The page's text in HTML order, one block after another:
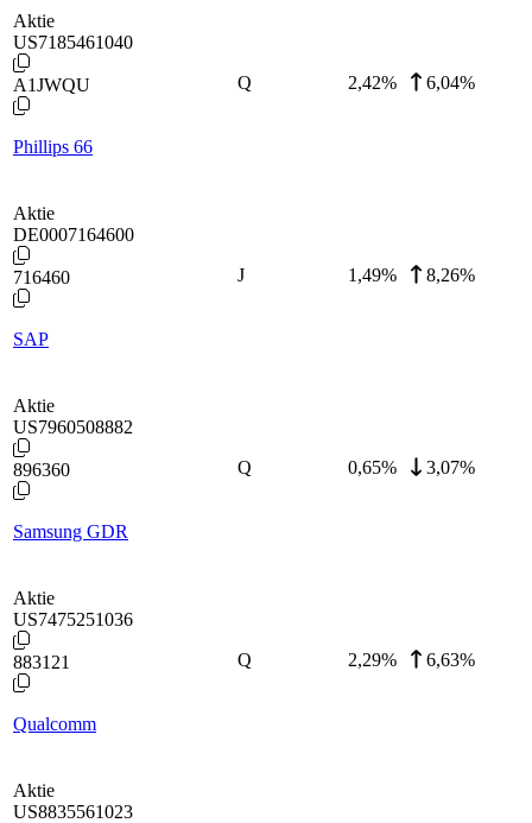
Aktie
US7185461040
A1JWQU
Phillips 66
Q 2,42% 6,04%
Aktie
DE0007164600
716460
SAP
J 1,49% 8,26%
Aktie
US7960508882
896360
Samsung GDR
Q 0,65% 3,07%
Aktie
US7475251036
883121
Qualcomm
Q 2,29% 6,63%
Aktie
US8835561023